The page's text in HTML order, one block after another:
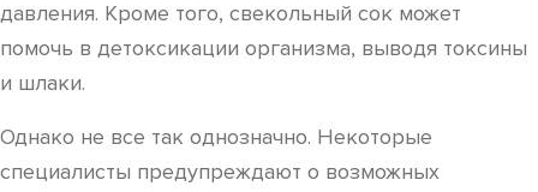
давления. Кроме того, свекольный сок может
помочь в детоксикации организма, выводя токсины
и шлаки.
Однако не все так однозначно. Некоторые
специалисты предупреждают о возможных